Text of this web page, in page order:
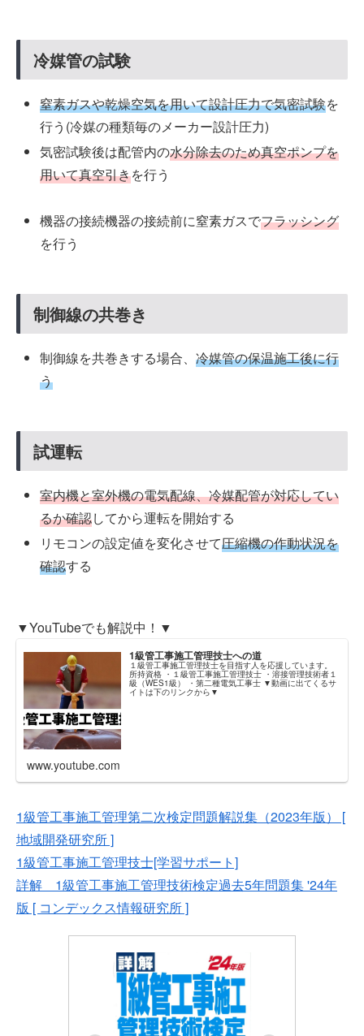
冷媒管の試験
窒素ガスや乾燥空気を用いて設計圧力で気密試験を
行う(冷媒の種類毎のメーカー設計圧力)
気密試験後は配管内の水分除去のため真空ポンプを
用いて真空引きを行う
機器の接続機器の接続前に窒素ガスでフラッシング
を行う
制御線の共巻き
制御線を共巻きする場合、冷媒管の保温施工後に行
う
試運転
室内機と室外機の電気配線、冷媒配管が対応してい
るか確認してから運転を開始する
リモコンの設定値を変化させて圧縮機の作動状況を
確認する
▼YouTubeでも解説中！▼
1級管工事施工管理技士への道
１級管工事施工管理技士を目指す人を応援しています。
所持資格 ・１級管工事施工管理技士 ・溶接管理技術者１
級（WES1級） ・第二種電気工事士 ▼動画に出てくるサ
イトは下のリンクから▼
www.youtube.com
1級管工事施工管理第二次検定問題解説集（2023年版） [
地域開発研究所 ]
1級管工事施工管理技士[学習サポート]
詳解 1級管工事施工管理技術検定過去5年問題集 '24年
版 [ コンデックス情報研究所 ]